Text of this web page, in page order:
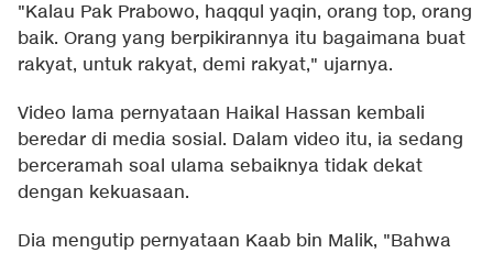
"Kalau Pak Prabowo, haqqul yaqin, orang top, orang
baik. Orang yang berpikirannya itu bagaimana buat
rakyat, untuk rakyat, demi rakyat," ujarnya.
Video lama pernyataan Haikal Hassan kembali
beredar di media sosial. Dalam video itu, ia sedang
berceramah soal ulama sebaiknya tidak dekat
dengan kekuasaan.
Dia mengutip pernyataan Kaab bin Malik, "Bahwa